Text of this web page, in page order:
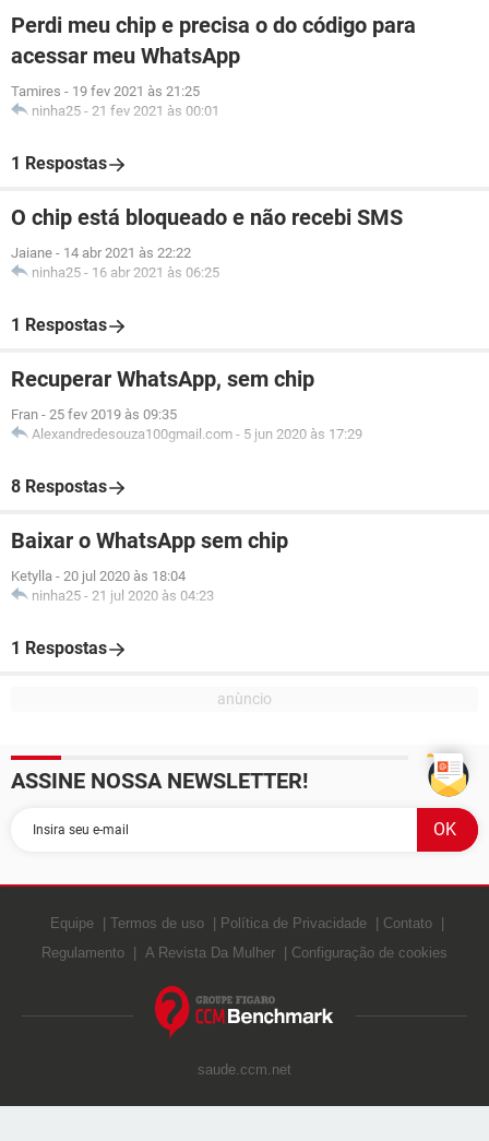
Perdi meu chip e precisa o do código para
acessar meu WhatsApp
Tamires - 19 fev 2021 às 21:25
ninha25 - 21 fev 2021 às 00:01
1 Respostas
O chip está bloqueado e não recebi SMS
Jaiane - 14 abr 2021 às 22:22
ninha25 - 16 abr 2021 às 06:25
1 Respostas
Recuperar WhatsApp, sem chip
Fran - 25 fev 2019 às 09:35
Alexandredesouza100gmail.com - 5 jun 2020 às 17:29
8 Respostas
Baixar o WhatsApp sem chip
Ketylla - 20 jul 2020 às 18:04
ninha25 - 21 jul 2020 às 04:23
1 Respostas
ASSINE NOSSA NEWSLETTER!
Equipe Termos de uso Política de Privacidade
Contato
Regulamento
A Revista Da Mulher Configuração de cookies
saude.ccm.net